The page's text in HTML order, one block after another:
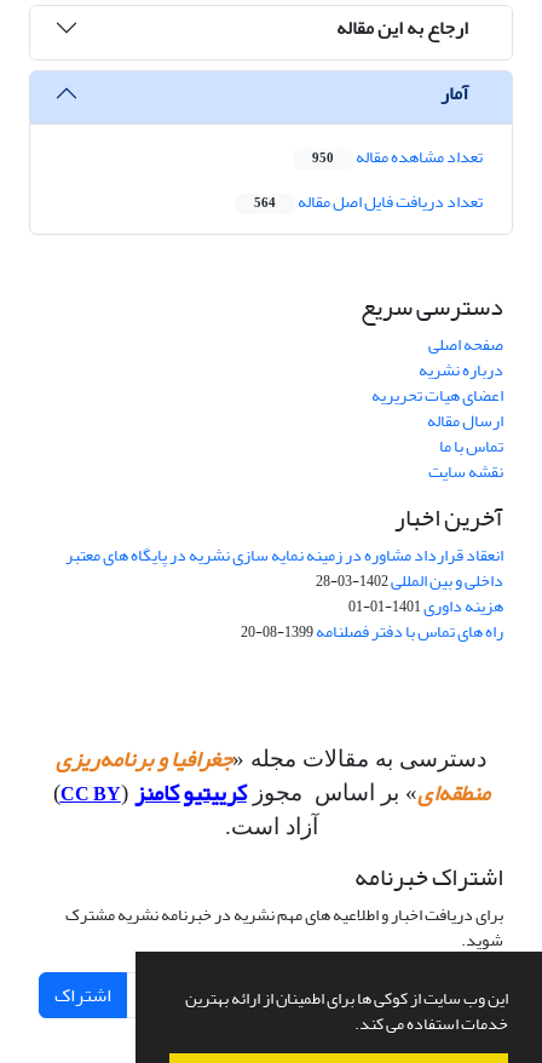
این وب سایت از کوکی ها برای اطمینان از ارائه بهترین
خدمات استفاده می کند.
ارجاع به این مقاله
آمار
تعداد مشاهده مقاله 950
تعداد دریافت فایل اصل مقاله 564
دسترسی سریع
صفحه اصلی
درباره نشریه
اعضای هیات تحریریه
ارسال مقاله
تماس با ما
نقشه سایت
آخرین اخبار
انعقاد قرارداد مشاوره در زمینه نمایه سازی نشریه در پایگاه های معتبر
داخلی و بین المللی1402-03-28
هزینه داوری1401-01-01
راه های تماس با دفتر فصلنامه1399-08-20
دسترسی به مقالات مجله «جغرافیا و برنامه‌ریزی
منطقه‌ای» بر اساس مجوزکرییتیو کامنز (
CC BY
)
آزاد است.
اشتراک خبرنامه
برای دریافت اخبار و اطلاعیه های مهم نشریه در خبرنامه نشریه مشترک
شوید.
اشتراک